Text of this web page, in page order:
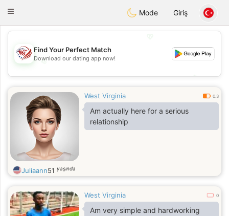
Dating
Toggle
Mode Giriş
💖
💕
Find Your Perfect Match
Download our dating app now!
West Virginia 0.3
Am actually here for a serious
relationship
Juliaann51 yaşında
West Virginia 0
Am very simple and hardworking